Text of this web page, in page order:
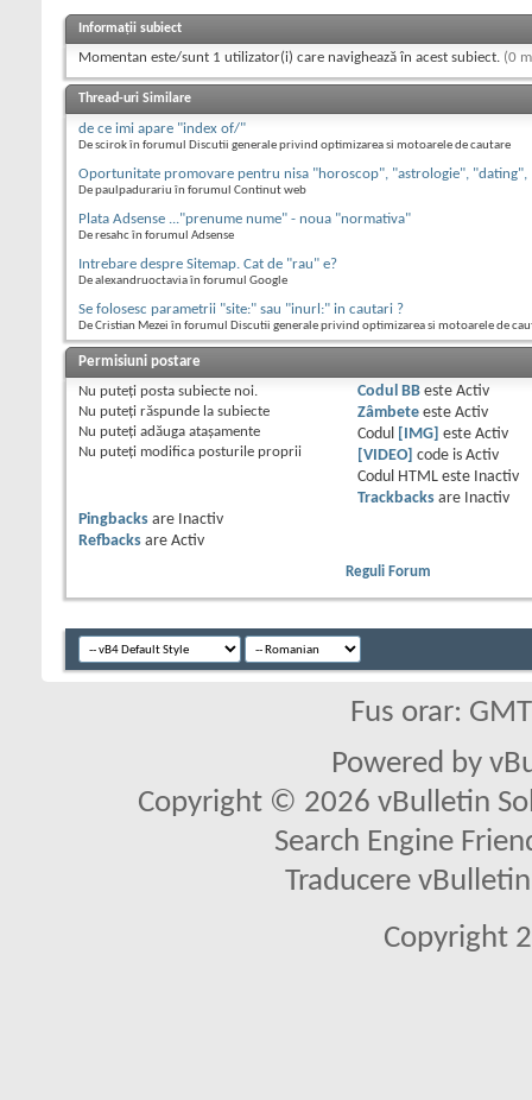
Informații subiect
Momentan este/sunt 1 utilizator(i) care navighează în acest subiect. (0
Thread-uri Similare
de ce imi apare "index of/"
De scirok în forumul Discutii generale privind optimizarea si motoarele de cautare
Oportunitate promovare pentru nisa "horoscop", "astrologie",
De paulpadurariu în forumul Continut web
Plata Adsense ..."prenume nume" - noua "normativa"
De resahc în forumul Adsense
Intrebare despre Sitemap. Cat de "rau" e?
De alexandruoctavia în forumul Google
Se folosesc parametrii "site:" sau "inurl:" in cautari ?
De Cristian Mezei în forumul Discutii generale privind optimizarea si motoarele de
Permisiuni postare
Nu puteţi posta subiecte noi.
Nu puteţi răspunde la subiecte
Nu puteţi adăuga ataşamente
Nu puteţi modifica posturile proprii
Codul BBeste Activ
Zâmbeteeste Activ
Codul
[IMG] este Activ
[VIDEO]
code is Activ
Codul HTML este
Inactiv
Trackbacksare
Inactiv
Pingbacks are
Inactiv
Refbacks are Activ
Reguli Forum
Fus orar:
Powered by
Copyright © 2026 vBulletin
Search Engine
Traducere
Copyright